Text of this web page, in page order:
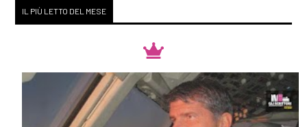
IL PIÙ LETTO DEL MESE